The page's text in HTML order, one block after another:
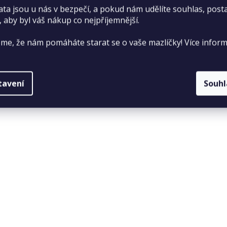
jsou u nás v bezpečí, a pokud nám udělíte souhlas,
aby byl váš nákup co nejpříjemnější.
že nám pomáháte starat se o vaše mazlíčky! Více